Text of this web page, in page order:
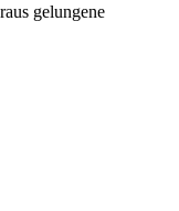
gelungene